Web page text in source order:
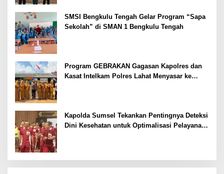
SMSI Bengkulu Tengah Gelar Program “Sapa
Sekolah” di SMAN 1 Bengkulu Tengah
Program GEBRAKAN Gagasan Kapolres dan
Kasat Intelkam Polres Lahat Menyasar ke
Kapolda Sumsel Tekankan Pentingnya Deteksi
Dini Kesehatan untuk Optimalisasi Pelayanan